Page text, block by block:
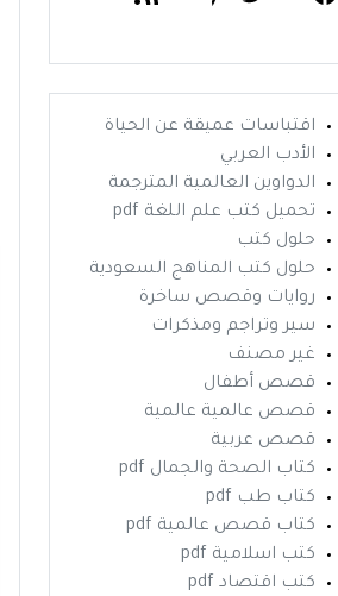
اقتباسات عميقة عن الحياة
الأدب العربي
الدواوين العالمية المترجمة
تحميل كتب علم اللغة pdf
حلول كتب
حلول كتب المناهج السعودية
روايات وقصص ساخرة
سير وتراجم ومذكرات
غير مصنف
قصص أطفال
قصص عالمية عالمية
قصص عربية
كتاب الصحة والجمال pdf
كتاب طب pdf
كتاب قصص عالمية pdf
كتب اسلامية pdf
كتب اقتصاد pdf